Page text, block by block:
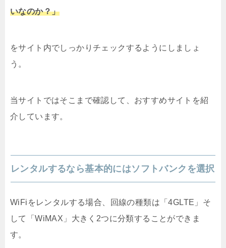
いなのか？」
をサイト内でしっかりチェックするようにしましょ
う。
当サイトではそこまで確認して、おすすめサイトを紹
介しています。
レンタルするなら基本的にはソフトバンクを選択
WiFiをレンタルする場合、回線の種類は「4GLTE」そ
して「WiMAX」大きく2つに分類することができま
す。